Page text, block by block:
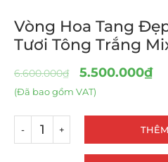
Vòng Hoa Tang
Tươi Tông Trắng
6.600.000₫ 5.500.000₫
(Đã bao gồm VAT)